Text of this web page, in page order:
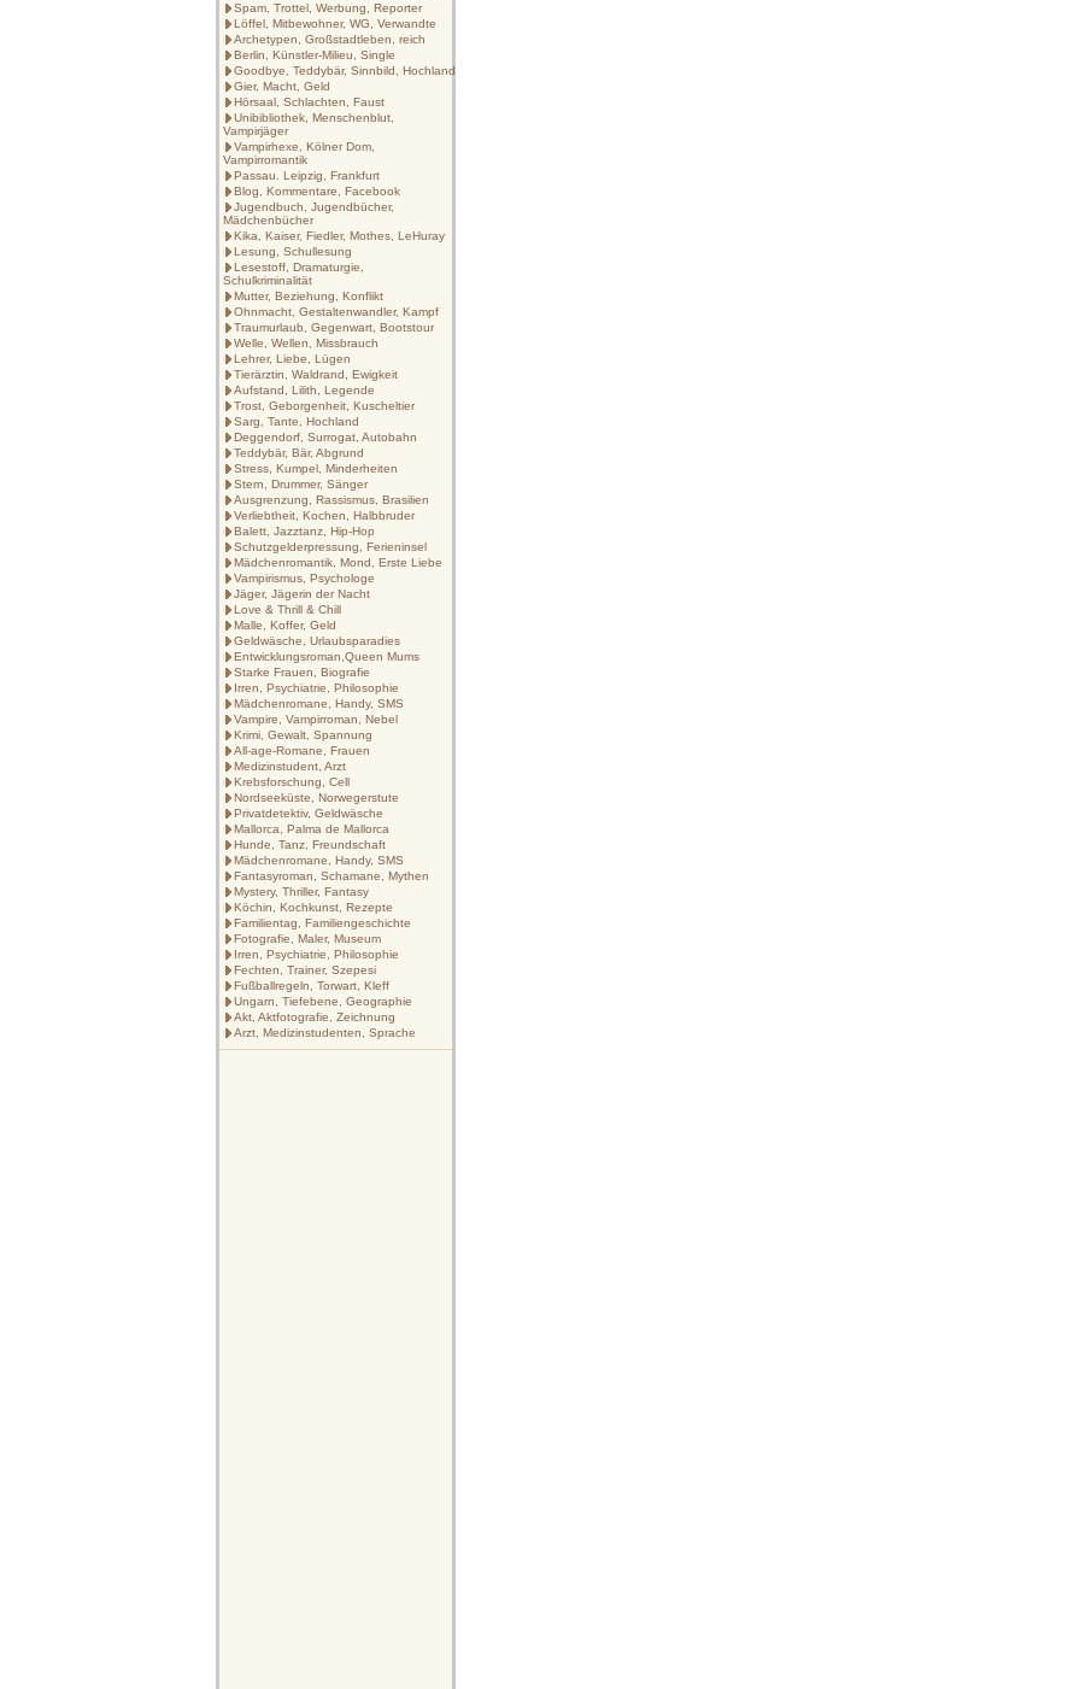
Spam, Trottel, Werbung, Reporter
Löffel, Mitbewohner, WG, Verwandte
Archetypen, Großstadtleben, reich
Berlin, Künstler-Milieu, Single
Goodbye, Teddybär, Sinnbild, Hochland
Gier, Macht, Geld
Hörsaal, Schlachten, Faust
Unibibliothek, Menschenblut,
Vampirjäger
Vampirhexe, Kölner Dom,
Vampirromantik
Passau. Leipzig, Frankfurt
Blog, Kommentare, Facebook
Jugendbuch, Jugendbücher,
Mädchenbücher
Kika, Kaiser, Fiedler, Mothes, LeHuray
Lesung, Schullesung
Lesestoff, Dramaturgie,
Schulkriminalität
Mutter, Beziehung, Konflikt
Ohnmacht, Gestaltenwandler, Kampf
Traumurlaub, Gegenwart, Bootstour
Welle, Wellen, Missbrauch
Lehrer, Liebe, Lügen
Tierärztin, Waldrand, Ewigkeit
Aufstand, Lilith, Legende
Trost, Geborgenheit, Kuscheltier
Sarg, Tante, Hochland
Deggendorf, Surrogat, Autobahn
Teddybär, Bär, Abgrund
Stress, Kumpel, Minderheiten
Stern, Drummer, Sänger
Ausgrenzung, Rassismus, Brasilien
Verliebtheit, Kochen, Halbbruder
Balett, Jazztanz, Hip-Hop
Schutzgelderpressung, Ferieninsel
Mädchenromantik, Mond, Erste Liebe
Vampirismus, Psychologe
Jäger, Jägerin der Nacht
Love & Thrill & Chill
Malle, Koffer, Geld
Geldwäsche, Urlaubsparadies
Entwicklungsroman,Queen Mums
Starke Frauen, Biografie
Irren, Psychiatrie, Philosophie
Mädchenromane, Handy, SMS
Vampire, Vampirroman, Nebel
Krimi, Gewalt, Spannung
All-age-Romane, Frauen
Medizinstudent, Arzt
Krebsforschung, Cell
Nordseeküste, Norwegerstute
Privatdetektiv, Geldwäsche
Mallorca, Palma de Mallorca
Hunde, Tanz, Freundschaft
Mädchenromane, Handy, SMS
Fantasyroman, Schamane, Mythen
Mystery, Thriller, Fantasy
Köchin, Kochkunst, Rezepte
Familientag, Familiengeschichte
Fotografie, Maler, Museum
Irren, Psychiatrie, Philosophie
Fechten, Trainer, Szepesi
Fußballregeln, Torwart, Kleff
Ungarn, Tiefebene, Geographie
Akt, Aktfotografie, Zeichnung
Arzt, Medizinstudenten, Sprache